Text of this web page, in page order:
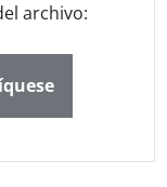
archivo: